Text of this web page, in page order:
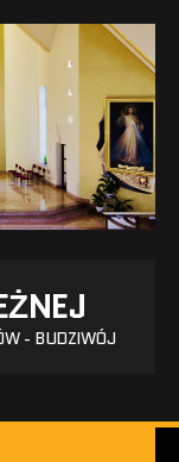
- BUDZIWÓJ